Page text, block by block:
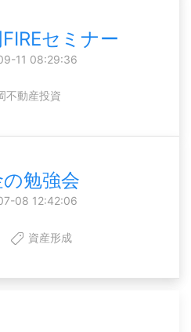
セミナー
11 08:29:36
不動産投資
勉強会
08 12:42:06
資産形成